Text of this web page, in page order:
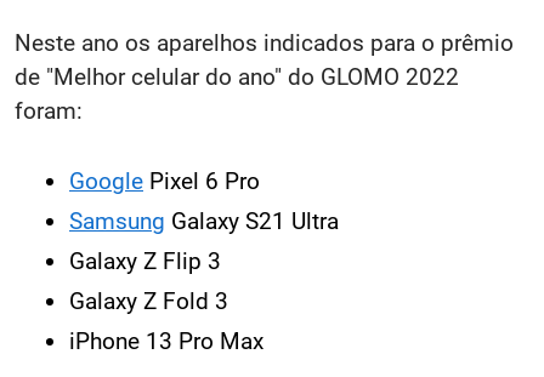
Neste ano os aparelhos indicados para o prêmio
de "Melhor celular do ano" do GLOMO 2022
foram:
Google Pixel 6 Pro
Samsung Galaxy S21 Ultra
Galaxy Z Flip 3
Galaxy Z Fold 3
iPhone 13 Pro Max